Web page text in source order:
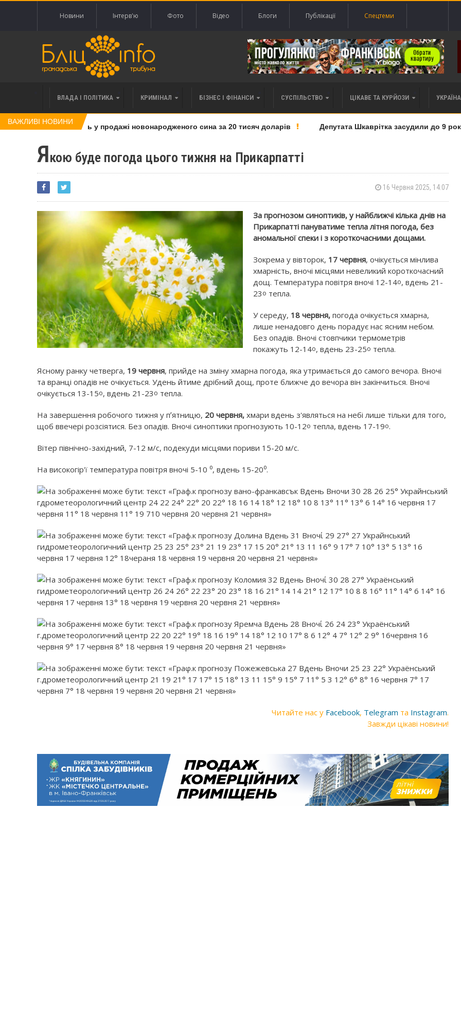
Новини Інтерв'ю Фото Відео Блоги Публікації Спецтеми
ВЛАДА І ПОЛІТИКА КРИМІНАЛ БІЗНЕС І ФІНАНСИ СУСПІЛЬСТВО ЦІКАВЕ ТА КУРЙОЗИ
ВАЖЛИВІ НОВИНИ
яку підозрюють у продажі новонародженого сина за 20 тисяч доларів Депутата Шкаврітка засудили до 9 років
Якою буде погода цього тижня на Прикарпатті
16 Червня 2025, 14:07
За прогнозом синоптиків, у найближчі кілька днів на
Прикарпатті пануватиме тепла літня погода, без
аномальної спеки і з короткочасними дощами.
Зокрема у вівторок, 17 червня, очікується мінлива
хмарність, вночі місцями невеликий короткочасний
дощ. Температура повітря вночі 12-14о, вдень 21-
23о тепла.
У середу, 18 червня, погода очікується хмарна,
лише ненадовго день порадує нас ясним небом.
Без опадів. Вночі стовпчики термометрів
покажуть 12-14о, вдень 23-25о тепла.
Ясному ранку четверга, 19 червня, прийде на зміну хмарна погода, яка утримається до самого вечора. Вночі
та вранці опадів не очікується. Удень йтиме дрібний дощ, проте ближче до вечора він закінчиться. Вночі
очікується 13-15о, вдень 21-23о тепла.
На завершення робочого тижня у пʼятницю, 20 червня, хмари вдень з'являться на небі лише тільки для того,
щоб ввечері розсіятися. Без опадів. Вночі синоптики прогнозують 10-12о тепла, вдень 17-19о.
Вітер північно-західний, 7-12 м/с, подекуди місцями пориви 15-20 м/с.
На високогір'ї температура повітря вночі 5-10 ⁰, вдень 15-20⁰.
Читайте нас у Facebook, Telegram та Instagram.
Завжди цікаві новини!